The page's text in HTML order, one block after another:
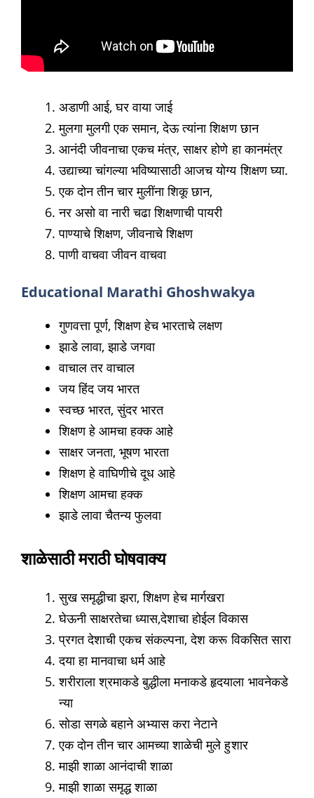
अडाणी आई, घर वाया जाई
मुलगा मुलगी एक समान, देऊ त्यांना शिक्षण छान
आनंदी जीवनाचा एकच मंत्र, साक्षर होणे हा कानमंत्र
उद्याच्या चांगल्या भविष्यासाठी आजच योग्य शिक्षण घ्या.
एक दोन तीन चार मुलींना शिकू छान,
नर असो वा नारी चढा शिक्षणाची पायरी
पाण्याचे शिक्षण, जीवनाचे शिक्षण
पाणी वाचवा जीवन वाचवा
Educational Marathi Ghoshwakya
गुणवत्ता पूर्ण, शिक्षण हेच भारताचे लक्षण
झाडे लावा, झाडे जगवा
वाचाल तर वाचाल
जय हिंद जय भारत
स्वच्छ भारत, सुंदर भारत
शिक्षण हे आमचा हक्क आहे
साक्षर जनता, भूषण भारता
शिक्षण हे वाघिणीचे दूध आहे
शिक्षण आमचा हक्क
झाडे लावा चैतन्य फुलवा
शाळेसाठी मराठी घोषवाक्य
सुख समृद्धीचा झरा, शिक्षण हेच मार्गखरा
घेऊनी साक्षरतेचा ध्यास,देशाचा होईल विकास
प्रगत देशाची एकच संकल्पना, देश करू विकसित सारा
दया हा मानवाचा धर्म आहे
शरीराला श्रमाकडे बुद्धीला मनाकडे हृदयाला भावनेकडे
न्या
सोडा सगळे बहाने अभ्यास करा नेटाने
एक दोन तीन चार आमच्या शाळेची मुले हुशार
माझी शाळा आनंदाची शाळा
माझी शाळा समृद्ध शाळा